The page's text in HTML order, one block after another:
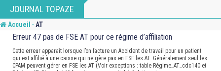
to
content
JOURNAL TOPAZE
Accueil -AT
Erreur 47 pas de FSE AT pour ce régime d’affiliation
Cette erreur apparaît lorsque l’on facture un Accident de travail pour un patient
qui est affilié à une caisse qui ne gère pas en FSE les AT. Généralement seul les
CPAM peuvent gérer en FSE les AT (Voir exceptions : table Régime_AT_cdc140 et